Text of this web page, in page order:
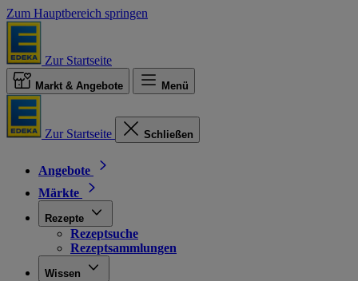
Zum Hauptbereich springen
Zur Startseite
Markt & Angebote Menü
Zur Startseite Schließen
Angebote
Märkte
Rezepte
Rezeptsuche
Rezeptsammlungen
Wissen